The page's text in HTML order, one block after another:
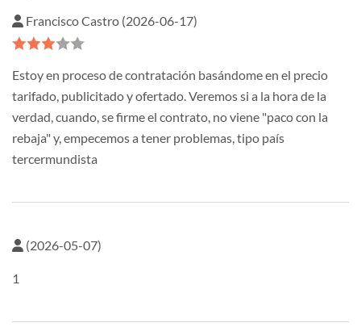
Francisco Castro (2026-06-17)
Estoy en proceso de contratación basándome en el precio
tarifado, publicitado y ofertado. Veremos si a la hora de la
verdad, cuando, se firme el contrato, no viene "paco con la
rebaja" y, empecemos a tener problemas, tipo país
tercermundista
(2026-05-07)
1